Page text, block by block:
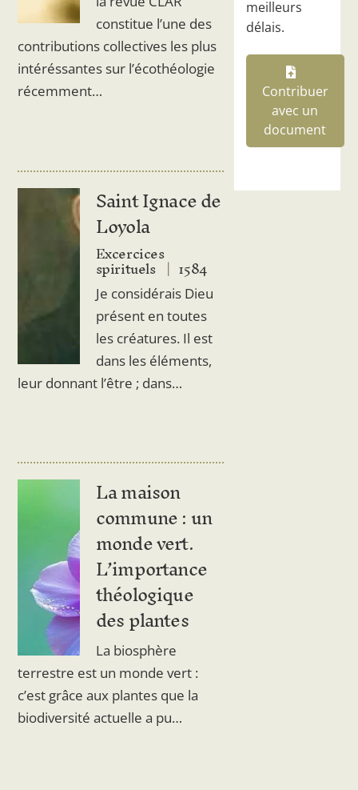
constitue l’une des
contributions collectives les plus
intéréssantes sur l’écothéologie
récemment…
Saint Ignace de
Loyola
Excercices
spirituels 1584
Je considérais Dieu
présent en toutes
les créatures. Il est
dans les éléments,
leur donnant l’être ; dans…
La maison
commune : un
monde vert.
L’importance
théologique
des plantes
La biosphère
terrestre est un monde vert :
c’est grâce aux plantes que la
biodiversité actuelle a pu…
meilleurs
délais.
Contribuer
avec un
document